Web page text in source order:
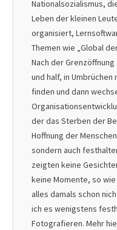
Nationalsozialismus,
Leben der kleinen
organisiert,
Themen wie „Global
Nach der
und half, in
finden und dann
der das Sterben der
Hoffnung der
sondern auch
zeigten keine
keine Momente, so
alles damals schon
ich es wenigstens
Fotografieren. Mehr